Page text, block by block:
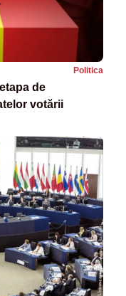
Politica
de
votării